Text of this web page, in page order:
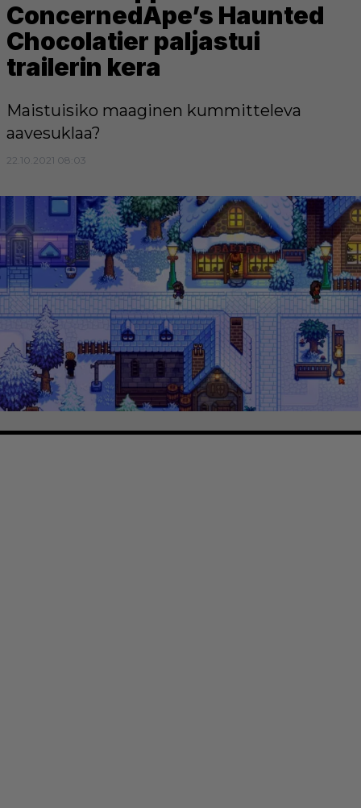
ConcernedApe’s Haunted
Chocolatier paljastui
trailerin kera
Maistuisiko maaginen kummitteleva
aavesuklaa?
22.10.2021 08:03